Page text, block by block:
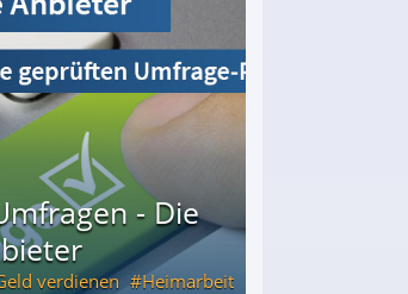
- Die
verdienen Heimarbeit